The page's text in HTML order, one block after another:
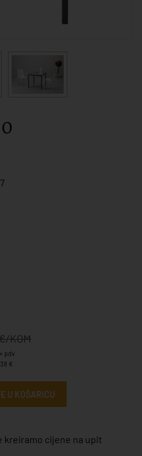
KOM
pdv
€
U KOŠARICU
kreiramo cijene na upit